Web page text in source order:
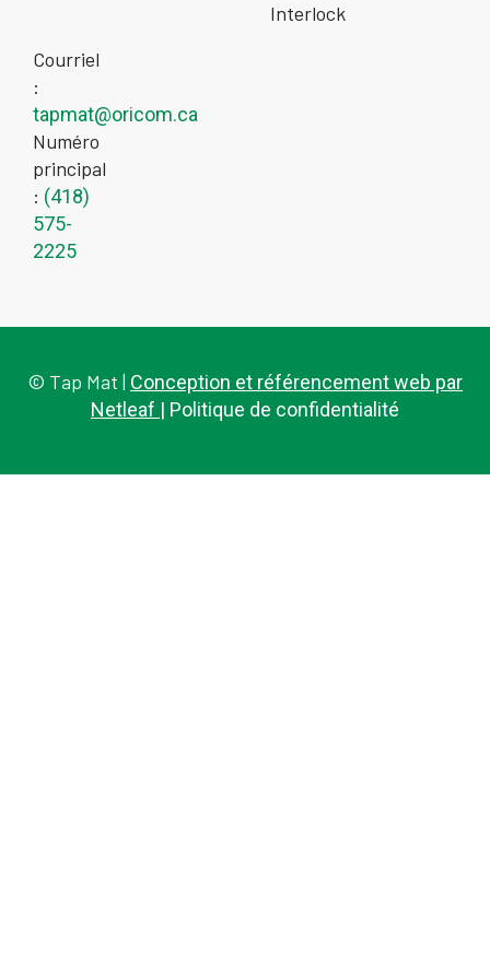
Courriel
:
tapmat@oricom.ca
Numéro
principal
: (418)
575-
2225
Interlock
© Tap Mat | Conception et référencement web par
Netleaf | Politique de confidentialité